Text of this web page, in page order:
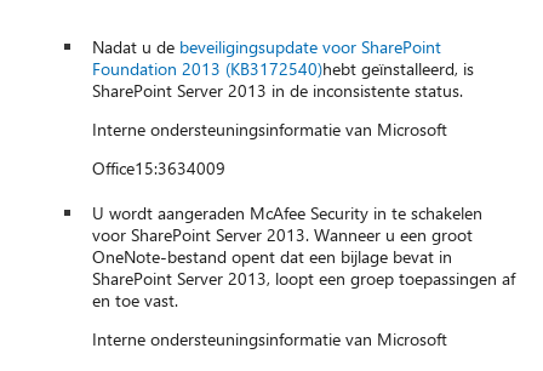
Nadat u de beveiligingsupdate voor SharePoint
Foundation 2013 (KB3172540)hebt geïnstalleerd, is
SharePoint Server 2013 in de inconsistente status.
Interne ondersteuningsinformatie van Microsoft
Office15:3634009
U wordt aangeraden McAfee Security in te schakelen
voor SharePoint Server 2013. Wanneer u een groot
OneNote-bestand opent dat een bijlage bevat in
SharePoint Server 2013, loopt een groep toepassingen af
en toe vast.
Interne ondersteuningsinformatie van Microsoft